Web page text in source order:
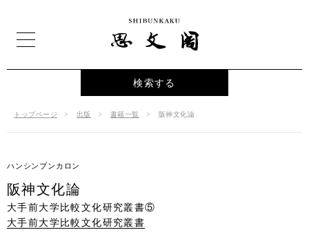
検索する
トップページ 出版 書籍一覧 阪神文化論
ハンシンブンカロン
阪神文化論
大手前大学比較文化研究叢書⑤
大手前大学比較文化研究叢書